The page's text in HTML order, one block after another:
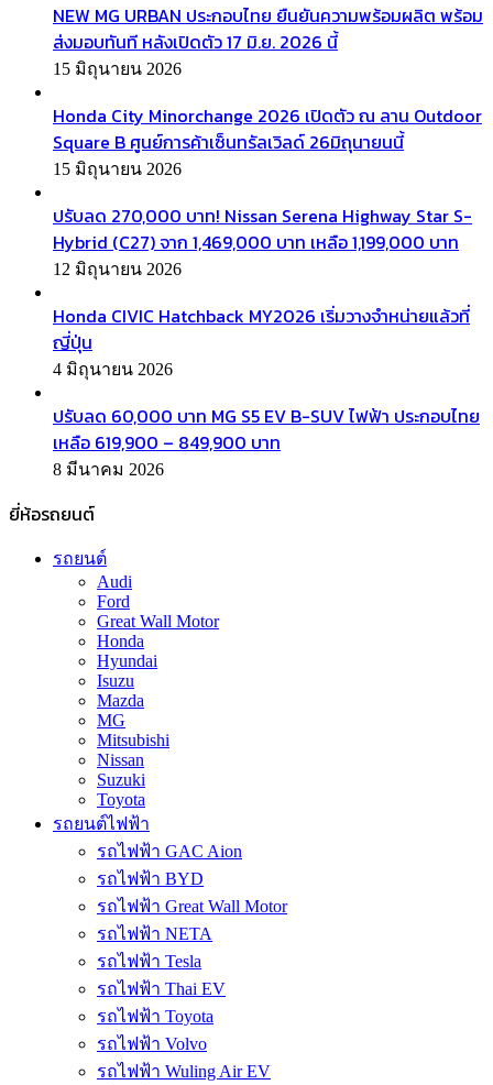
NEW MG URBAN ประกอบไทย ยืนยันความพร้อมผลิต พร้อม
ส่งมอบทันที หลังเปิดตัว 17 มิ.ย. 2026 นี้
15 มิถุนายน 2026
Honda City Minorchange 2026 เปิดตัว ณ ลาน Outdoor
Square B ศูนย์การค้าเซ็นทรัลเวิลด์ 26มิถุนายนนี้
15 มิถุนายน 2026
ปรับลด 270,000 บาท! Nissan Serena Highway Star S-
Hybrid (C27) จาก 1,469,000 บาท เหลือ 1,199,000 บาท
12 มิถุนายน 2026
Honda CIVIC Hatchback MY2026 เริ่มวางจำหน่ายแล้วที่
ญี่ปุ่น
4 มิถุนายน 2026
ปรับลด 60,000 บาท MG S5 EV B-SUV ไฟฟ้า ประกอบไทย
เหลือ 619,900 – 849,900 บาท
8 มีนาคม 2026
ยี่ห้อรถยนต์
รถยนต์
Audi
Ford
Great Wall Motor
Honda
Hyundai
Isuzu
Mazda
MG
Mitsubishi
Nissan
Suzuki
Toyota
รถยนต์ไฟฟ้า
รถไฟฟ้า GAC Aion
รถไฟฟ้า BYD
รถไฟฟ้า Great Wall Motor
รถไฟฟ้า NETA
รถไฟฟ้า Tesla
รถไฟฟ้า Thai EV
รถไฟฟ้า Toyota
รถไฟฟ้า Volvo
รถไฟฟ้า Wuling Air EV